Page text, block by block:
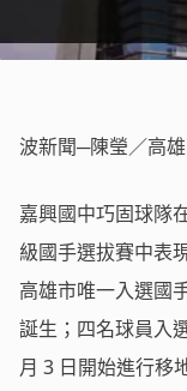
波新聞─陳瑩／高雄
嘉興國中巧固球隊
級國手選拔賽中表
高雄市唯一入選國
誕生；四名球員入
月 3 日開始進行移